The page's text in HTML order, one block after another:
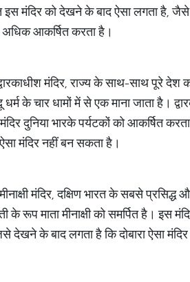
इस मंदिर को देखने के बाद ऐसा लगता है,
अधिक आकर्षित करता है।
मंदिर, राज्य के साथ-साथ पूरे देश
के चार धामों में से एक माना जाता है।
दुनिया भारके पर्यटकों को आकर्षित
मंदिर नहीं बन सकता है।
मंदिर, दक्षिण भारत के सबसे प्रसिद्ध
के रूप माता मीनाक्षी को समर्पित है। इस
देखने के बाद लगता है कि दोबारा ऐसा